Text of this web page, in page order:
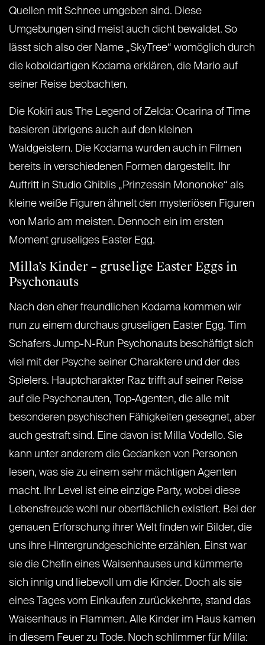
Quellen mit Schnee umgeben sind. Diese
Umgebungen sind meist auch dicht bewaldet. So
lässt sich also der Name „SkyTree“ womöglich durch
die koboldartigen Kodama erklären, die Mario auf
seiner Reise beobachten.
Die Kokiri aus The Legend of Zelda: Ocarina of Time
basieren übrigens auch auf den kleinen
Waldgeistern. Die Kodama wurden auch in Filmen
bereits in verschiedenen Formen dargestellt. Ihr
Auftritt in Studio Ghiblis „Prinzessin Mononoke“ als
kleine weiße Figuren ähnelt den mysteriösen Figuren
von Mario am meisten. Dennoch ein im ersten
Moment gruseliges Easter Egg.
Milla’s Kinder – gruselige Easter Eggs in
Psychonauts
Nach den eher freundlichen Kodama kommen wir
nun zu einem durchaus gruseligen Easter Egg. Tim
Schafers Jump-N-Run Psychonauts beschäftigt sich
viel mit der Psyche seiner Charaktere und der des
Spielers. Hauptcharakter Raz trifft auf seiner Reise
auf die Psychonauten, Top-Agenten, die alle mit
besonderen psychischen Fähigkeiten gesegnet, aber
auch gestraft sind. Eine davon ist Milla Vodello. Sie
kann unter anderem die Gedanken von Personen
lesen, was sie zu einem sehr mächtigen Agenten
macht. Ihr Level ist eine einzige Party, wobei diese
Lebensfreude wohl nur oberflächlich existiert. Bei der
genauen Erforschung ihrer Welt finden wir Bilder, die
uns ihre Hintergrundgeschichte erzählen. Einst war
sie die Chefin eines Waisenhauses und kümmerte
sich innig und liebevoll um die Kinder. Doch als sie
eines Tages vom Einkaufen zurückkehrte, stand das
Waisenhaus in Flammen. Alle Kinder im Haus kamen
in diesem Feuer zu Tode. Noch schlimmer für Milla: